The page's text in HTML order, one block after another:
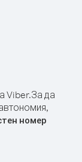
Viber.За да
номер